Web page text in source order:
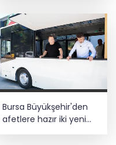
Bursa Büyükşehir'den
afetlere hazır iki yeni
mobil araç